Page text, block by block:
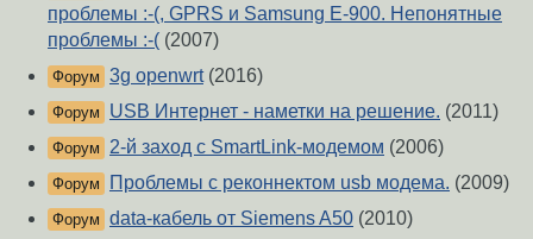
проблемы :-(, GPRS и Samsung E-900. Непонятные
проблемы :-( (2007)
Форум 3g openwrt(2016)
Форум USB Интернет - наметки на решение. (2011)
Форум 2-й заход с SmartLink-модемом (2006)
Форум Проблемы с реконнектом usb модема. (2009)
Форум data-кабель от Siemens A50 (2010)